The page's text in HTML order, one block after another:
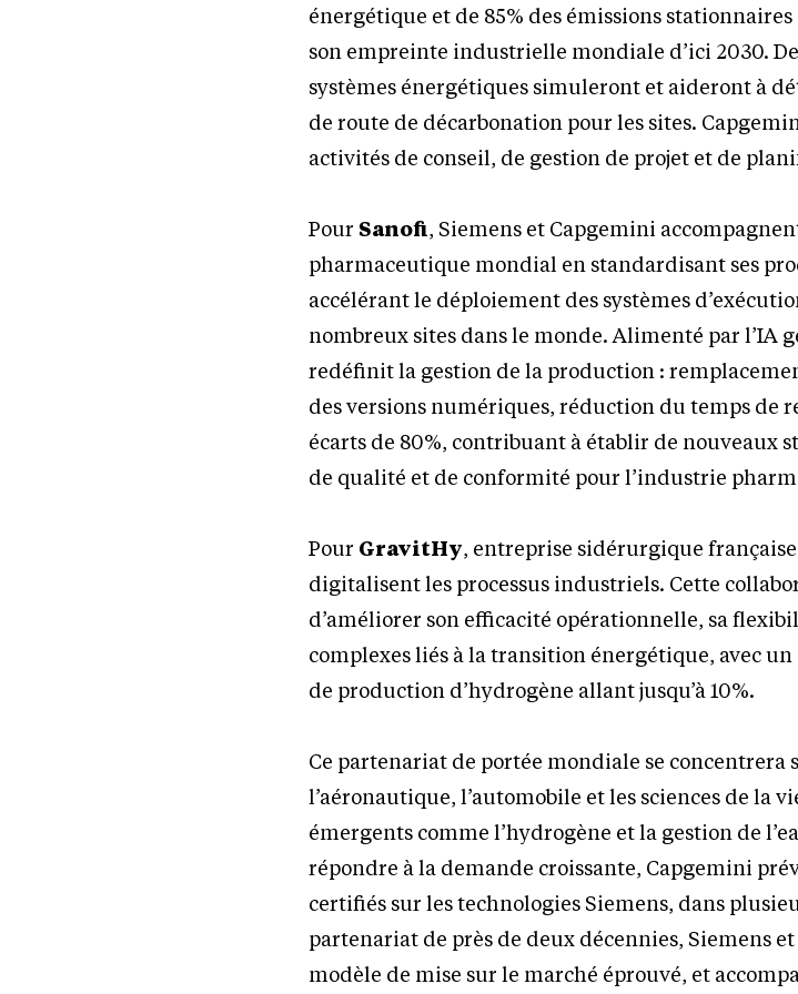
énergétique et de 85% des émissions stationnaires
son empreinte industrielle mondiale d’ici 2030.
systèmes énergétiques simuleront et aideront à
de route de décarbonation pour les sites.
activités de conseil, de gestion de projet et de
Pour Sanofi, Siemens et Capgemini
pharmaceutique mondial en standardisant ses
accélérant le déploiement des systèmes
nombreux sites dans le monde. Alimenté par l’IA
redéfinit la gestion de la production :
des versions numériques, réduction du temps de
écarts de 80%, contribuant à établir de nouveaux
de qualité et de conformité pour l’industrie
Pour GravitHy, entreprise sidérurgique
digitalisent les processus industriels. Cette
d’améliorer son efficacité opérationnelle, sa
complexes liés à la transition énergétique, avec
de production d’hydrogène allant jusqu’à 10%.
Ce partenariat de portée mondiale se concentrera
l’aéronautique, l’automobile et les sciences de la
émergents comme l’hydrogène et la gestion de
répondre à la demande croissante, Capgemini
certifiés sur les technologies Siemens, dans
partenariat de près de deux décennies, Siemens
modèle de mise sur le marché éprouvé, et